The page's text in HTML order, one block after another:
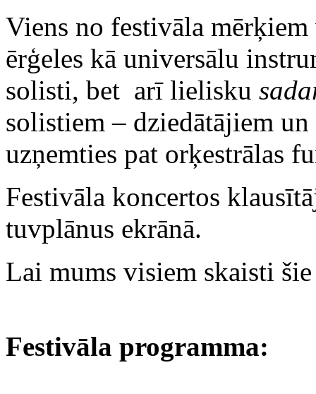
Viens no festivāla
ērģeles kā universālu
solisti, bet arī lielisku
solistiem – dziedātājiem
uzņemties pat orķestrālas
Festivāla koncertos
tuvplānus ekrānā.
Lai mums visiem skaisti
Festivāla programma: